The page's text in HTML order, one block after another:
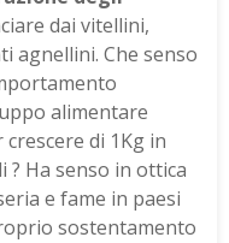
dai vitellini,
agnellini. Che senso
alimentare
di 1Kg in
? Ha senso in ottica
e fame in paesi
sostentamento